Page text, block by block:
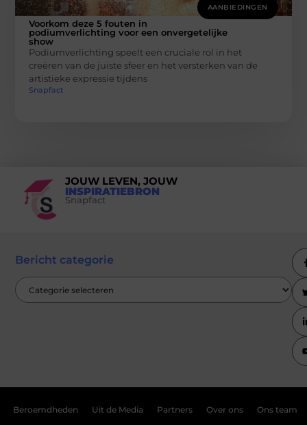
AANBIEDINGEN
Voorkom deze 5 fouten in
podiumverlichting voor een onvergetelijke
show
Podiumverlichting speelt een cruciale rol in het
creëren van de juiste sfeer en het versterken van de
artistieke expressie tijdens
Snapfact
JOUW LEVEN, JOUW
INSPIRATIEBRON
Snapfact
Bericht categorie
Beroemdheden Uit de Media Partners Over ons Ons team